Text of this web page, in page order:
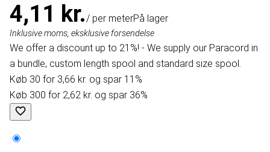
4,11 kr./ per meterPå lager
Inklusive moms, eksklusive forsendelse
We offer a discount up to 21%! - We supply our Paracord in
a bundle, custom length spool and standard size spool.
Køb 30 for 3,66 kr. og spar 11%
Køb 300 for 2,62 kr. og spar 36%